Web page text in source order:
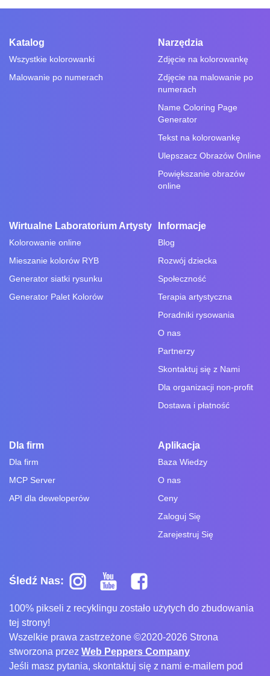
Katalog
Wszystkie kolorowanki
Malowanie po numerach
Narzędzia
Zdjęcie na kolorowankę
Zdjęcie na malowanie po
numerach
Name Coloring Page
Generator
Tekst na kolorowankę
Ulepszacz Obrazów Online
Powiększanie obrazów
online
Wirtualne Laboratorium Artysty
Kolorowanie online
Mieszanie kolorów RYB
Generator siatki rysunku
Generator Palet Kolorów
Informacje
Blog
Rozwój dziecka
Społeczność
Terapia artystyczna
Poradniki rysowania
O nas
Partnerzy
Skontaktuj się z Nami
Dla organizacji non-profit
Dostawa i płatność
Dla firm
Dla firm
MCP Server
API dla deweloperów
Aplikacja
Baza Wiedzy
O nas
Ceny
Zaloguj Się
Zarejestruj Się
Śledź Nas:
100% pikseli z recyklingu zostało użytych do zbudowania
tej strony!
Wszelkie prawa zastrzeżone ©2020-2026 Strona
stworzona przez Web Peppers Company
Jeśli masz pytania, skontaktuj się z nami e-mailem pod